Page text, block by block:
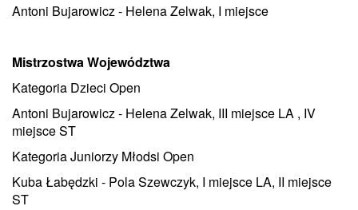
Antoni Bujarowicz - Helena Zelwak, I miejsce
Mistrzostwa Województwa
Kategoria Dzieci Open
Antoni Bujarowicz - Helena Zelwak, III miejsce LA , IV
miejsce ST
Kategoria Juniorzy Młodsi Open
Kuba Łabędzki - Pola Szewczyk, I miejsce LA, II miejsce
ST